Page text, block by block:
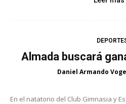
Almada buscará
Daniel Armando
En el natatorio del Club Gimnasia y